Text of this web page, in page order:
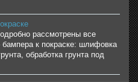
рассмотрены все
бампера к покраске: шлифовка
обработка грунта под